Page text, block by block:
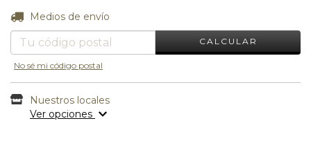
Entregas para el CP:
Medios de envío
CALCULAR
No sé mi código postal
Nuestros locales
Ver opciones